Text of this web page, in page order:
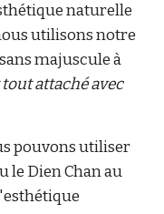
naturelle
utilisons notre
majuscule à
attaché avec
pouvons utiliser
le Dien Chan au